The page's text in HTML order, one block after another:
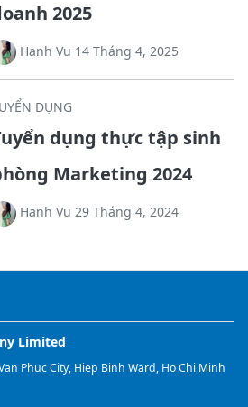
2025
Hanh Vu 14 Tháng 4, 2025
DỤNG
dụng thực tập sinh
Marketing 2024
Hanh Vu 29 Tháng 4, 2024
Limited
Phuc City, Hiep Binh Ward, Ho Chi Minh